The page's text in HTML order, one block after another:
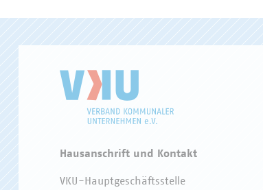
Hausanschrift und Kontakt
VKU-Hauptgeschäftsstelle